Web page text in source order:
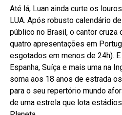
Até lá, Luan ainda curte os
LUA. Após robusto calendário
público no Brasil, o cantor cruza
quatro apresentações em
esgotados em menos de 24h).
Espanha, Suíça e mais uma na
soma aos 18 anos de estrada
para o seu repertório mundo
de uma estrela que lota